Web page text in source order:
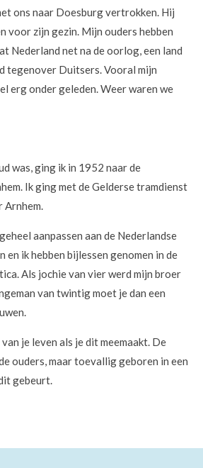
ons naar Doesburg vertrokken. Hij
voor zijn gezin. Mijn ouders hebben
Nederland net na de oorlog, een land
tegenover Duitsers. Vooral mijn
erg onder geleden. Weer waren we
was, ging ik in 1952 naar de
Ik ging met de Gelderse tramdienst
Arnhem.
aanpassen aan de Nederlandse
en ik hebben bijlessen genomen in de
Als jochie van vier werd mijn broer
van twintig moet je dan een
je leven als je dit meemaakt. De
ouders, maar toevallig geboren in een
gebeurt.